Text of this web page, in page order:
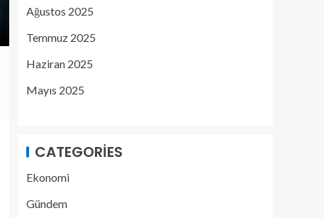
Ağustos 2025
Temmuz 2025
Haziran 2025
Mayıs 2025
CATEGORIES
Ekonomi
Gündem